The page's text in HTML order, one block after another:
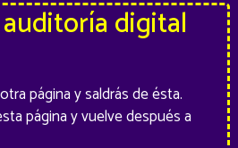
auditoría digital
página y saldrás de ésta.
página y vuelve después a